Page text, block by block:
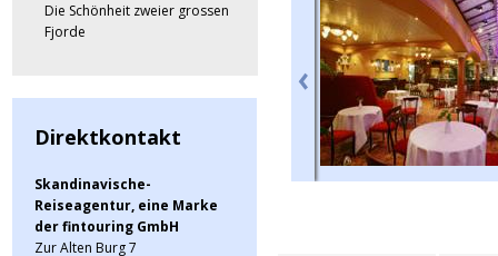
Die Schönheit zweier grossen
Fjorde
Direktkontakt
Skandinavische-
Reiseagentur, eine Marke
der fintouring GmbH
Zur Alten Burg 7